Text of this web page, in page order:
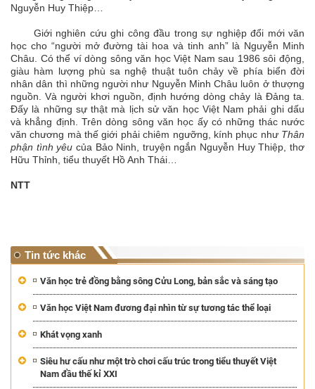
Nguyễn Huy Thiệp…
Giới nghiên cứu ghi công đầu trong sự nghiệp đổi mới văn
học cho “người mở đường tài hoa và tinh anh” là Nguyễn Minh
Châu. Có thể ví dòng sông văn học Việt Nam sau 1986 sôi động,
giàu hàm lượng phù sa nghệ thuật tuôn chảy về phía biển đời
nhân dân thì những người như Nguyễn Minh Châu luôn ở thượng
nguồn. Và người khơi nguồn, định hướng dòng chảy là Đảng ta.
Đấy là những sự thật mà lịch sử văn học Việt Nam phải ghi dấu
và khẳng định. Trên dòng sông văn học ấy có những thác nước
văn chương mà thế giới phải chiêm ngưỡng, kính phục như Thân
phận tình yêu của Bảo Ninh, truyện ngắn Nguyễn Huy Thiệp, thơ
Hữu Thỉnh, tiểu thuyết Hồ Anh Thái…
NTT
Tin tức khác
Văn học trẻ đồng bằng sông Cửu Long, bản sắc và sáng tạo
Văn học Việt Nam đương đại nhìn từ sự tương tác thể loại
Khát vọng xanh
Siêu hư cấu như một trò chơi cấu trúc trong tiểu thuyết Việt
Nam đầu thế kỉ XXI